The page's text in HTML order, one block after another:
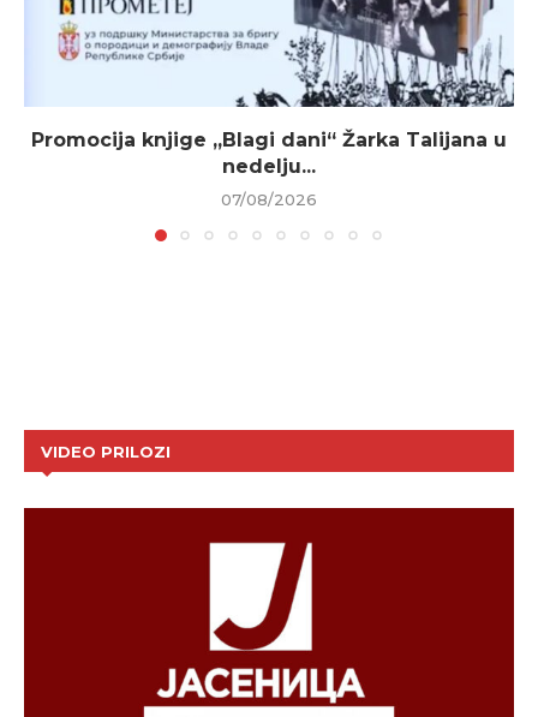
Promocija knjige „Blagi dani“ Žarka Talijana u
nedelju...
07/08/2026
VIDEO PRILOZI